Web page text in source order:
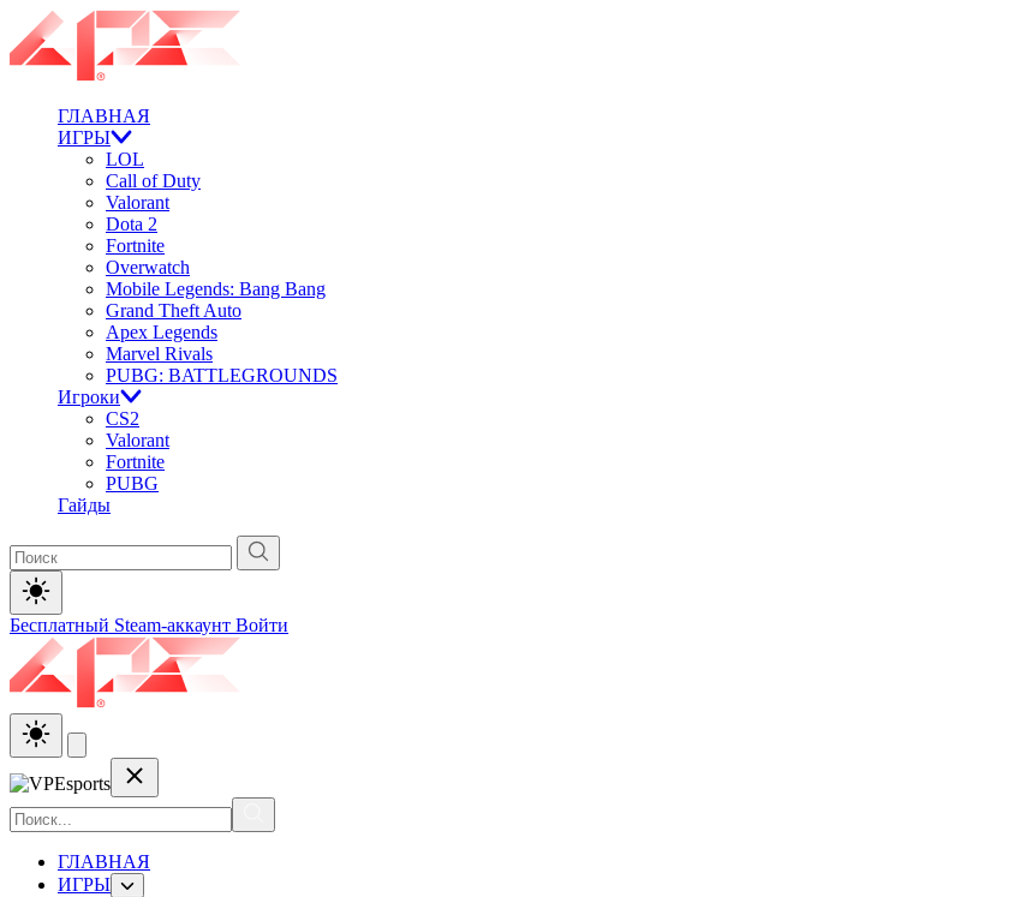
ГЛАВНАЯ
ИГРЫ
LOL
Call of Duty
Valorant
Dota 2
Fortnite
Overwatch
Mobile Legends: Bang Bang
Grand Theft Auto
Apex Legends
Marvel Rivals
PUBG: BATTLEGROUNDS
Игроки
CS2
Valorant
Fortnite
PUBG
Гайды
Бесплатный Steam-аккаунт Войти
ГЛАВНАЯ
ИГРЫ